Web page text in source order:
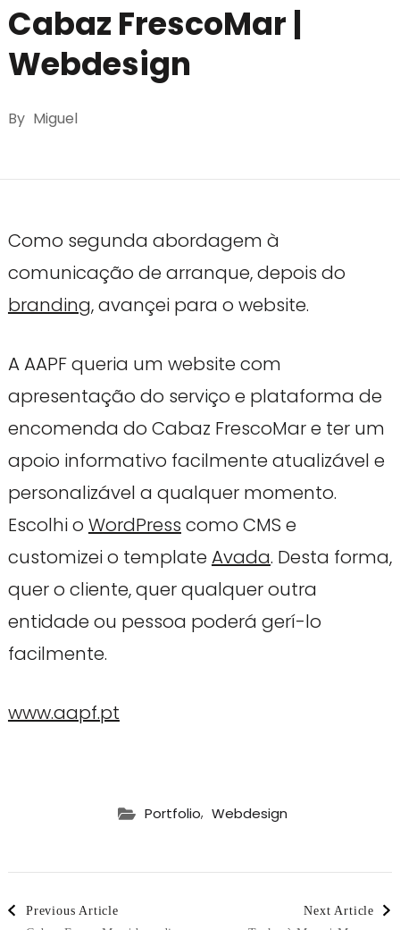
Cabaz FrescoMar |
Webdesign
By Miguel
Como segunda abordagem à
comunicação de arranque, depois do
branding, avançei para o website.
A AAPF queria um website com
apresentação do serviço e plataforma de
encomenda do Cabaz FrescoMar e ter um
apoio informativo facilmente atualizável e
personalizável a qualquer momento.
Escolhi o WordPress como CMS e
customizei o template Avada. Desta forma,
quer o cliente, quer qualquer outra
entidade ou pessoa poderá gerí-lo
facilmente.
www.aapf.pt
Portfolio, Webdesign
Post
Previous Article
Next Article